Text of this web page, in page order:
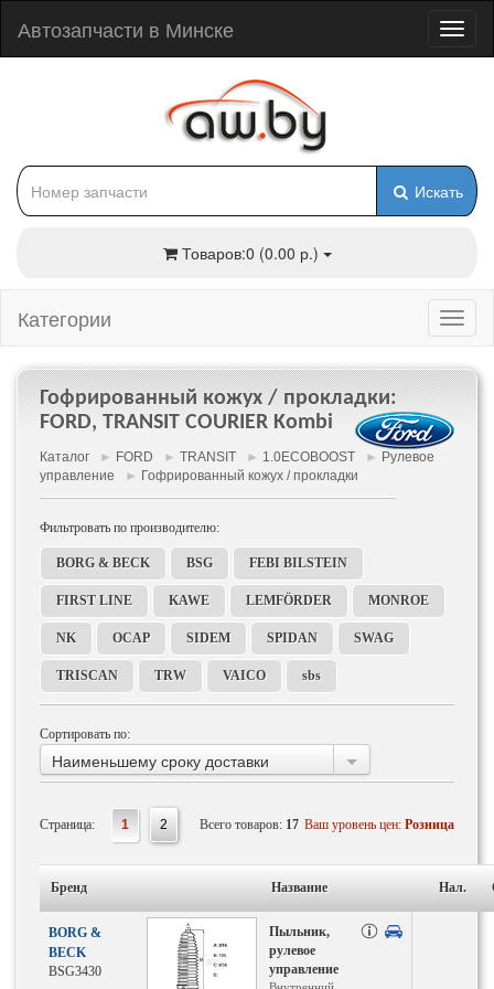
Автозапчасти в Минске
Искать
Товаров:0 (0.00 р.)
Категории
Гофрированный кожух / прокладки:
FORD, TRANSIT COURIER Kombi
Каталог ► FORD ► TRANSIT ► 1.0ECOBOOST ► Рулевое
управление ► Гофрированный кожух / прокладки
Фильтровать по производителю:
BORG & BECK BSG FEBI BILSTEIN
FIRST LINE KAWE LEMFÖRDER MONROE
NK OCAP SIDEM SPIDAN SWAG
TRISCAN TRW VAICO sbs
Сортировать по:
Наименьшему сроку доставки
Страница: 1 2 Всего товаров: 17 Ваш уровень цен: Розница
Бренд Название Нал.
BORG &
BECK
BSG3430
Пыльник,
рулевое
управление